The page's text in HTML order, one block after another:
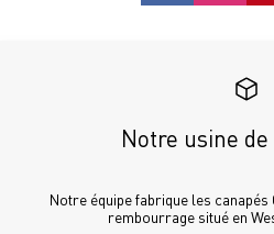
Notre usine
Notre équipe fabrique les
rembourrage situé en